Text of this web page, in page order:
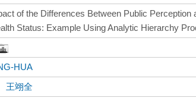
of the Differences Between Public Perception
Status: Example Using Analytic Hierarchy
HUA
王翊全